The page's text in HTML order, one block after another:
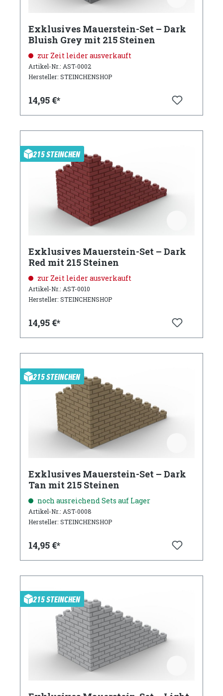
Exklusives Mauerstein-Set – Dark
Bluish Grey mit 215 Steinen
zur Zeit leider ausverkauft
Artikel-Nr.: AST-0002
Hersteller: STEINCHENSHOP
14,95 €*
215 STEINCHEN
Exklusives Mauerstein-Set – Dark
Red mit 215 Steinen
zur Zeit leider ausverkauft
Artikel-Nr.: AST-0010
Hersteller: STEINCHENSHOP
14,95 €*
215 STEINCHEN
Exklusives Mauerstein-Set – Dark
Tan mit 215 Steinen
noch ausreichend Sets auf Lager
Artikel-Nr.: AST-0008
Hersteller: STEINCHENSHOP
14,95 €*
215 STEINCHEN